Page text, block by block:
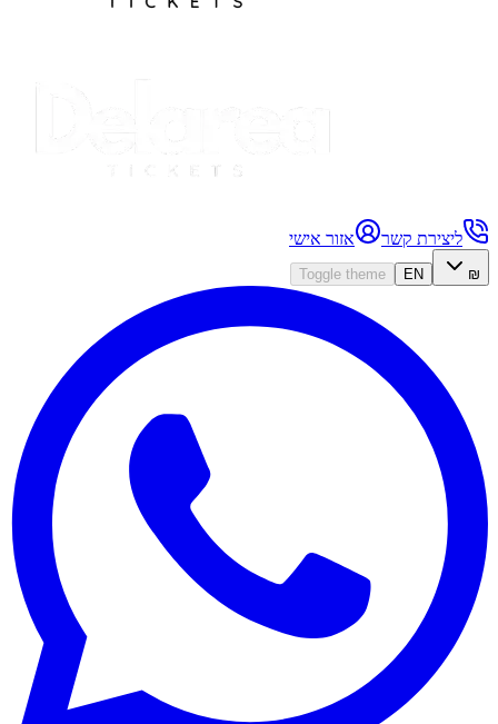
ליצירת קשר אזור אישי
₪
EN
Toggle theme